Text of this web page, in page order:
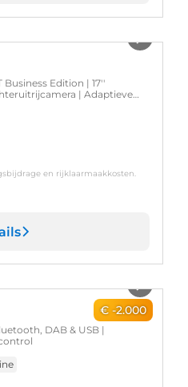
Business Edition | 17''
| Adaptieve
en rijklaarmaakkosten.
€ -2.000
DAB & USB |